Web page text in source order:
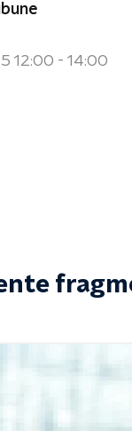
12:00 - 14:00